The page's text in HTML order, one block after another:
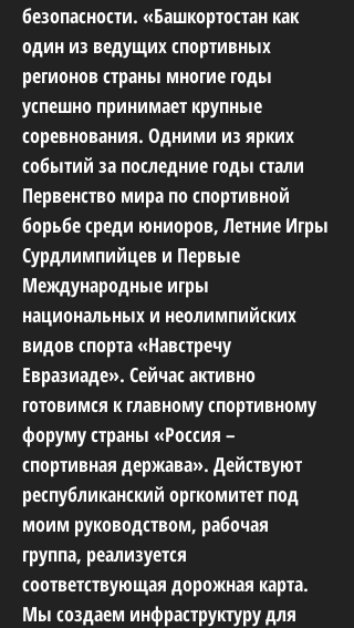
безопасности. «Башкортостан как
один из ведущих спортивных
регионов страны многие годы
успешно принимает крупные
соревнования. Одними из ярких
событий за последние годы стали
Первенство мира по спортивной
борьбе среди юниоров, Летние Игры
Сурдлимпийцев и Первые
Международные игры
национальных и неолимпийских
видов спорта «Навстречу
Евразиаде». Сейчас активно
готовимся к главному спортивному
форуму страны «Россия –
спортивная держава». Действуют
республиканский оргкомитет под
моим руководством, рабочая
группа, реализуется
соответствующая дорожная карта.
Мы создаем инфраструктуру для